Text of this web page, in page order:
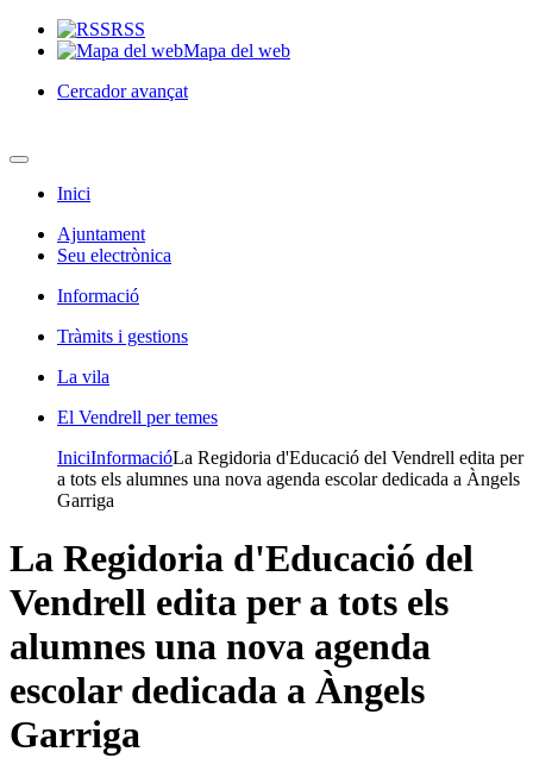
RSS
Mapa del web
Cercador avançat
Inici
Ajuntament
Seu electrònica
Informació
Tràmits i gestions
La vila
El Vendrell per temes
IniciInformacióLa Regidoria d'Educació del Vendrell edita per
a tots els alumnes una nova agenda escolar dedicada a Àngels
Garriga
La Regidoria d'Educació del
Vendrell edita per a tots els
alumnes una nova agenda
escolar dedicada a Àngels
Garriga